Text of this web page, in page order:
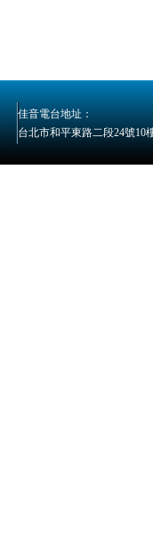
佳音電台地址：
台北市和平東路二段24號10